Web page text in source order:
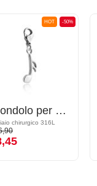
-50%
HOT
Ciondolo per bracciale
chirurgico 316L